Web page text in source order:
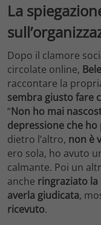
La
Dopo il clamore
circolate online,
raccontare la
sembra giusto fare
“Non ho mai
depressione che ho
dietro l’altro, non è
ero sola, ho avuto
calmante. Poi un
anche ringraziato la
averla giudicata,
ricevuto.